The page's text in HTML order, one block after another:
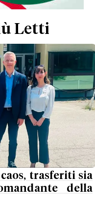
Letti
trasferiti sia
della